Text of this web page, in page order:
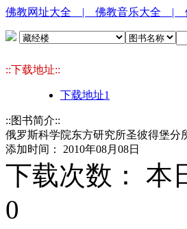
佛教网址大全 | 佛教音乐大全 |
::下载地址::
下载地址1
::图书简介::
俄罗斯科学院东方研究所圣彼得堡
添加时间： 2010年08月08日
下载次数： 本
0